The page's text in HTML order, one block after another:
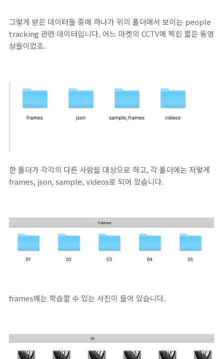
그렇게 받은 데이터들 중에 하나가 위의 폴더에서 보이는 people
tracking 관련 데이터입니다. 어느 마켓의 CCTV에 찍힌 짧은 동영
상들이었죠.
한 폴더가 각각의 다른 사람을 대상으로 하고, 각 폴더에는 저렇게
frames, json, sample, videos로 되어 있습니다.
frames에는 학습할 수 있는 사진이 들어 있습니다.